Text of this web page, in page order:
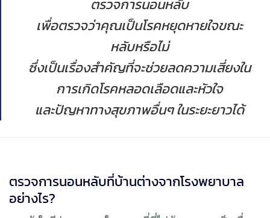
หากคุณมีการอาการเหล่านี้ควรพิจารณา
ตรวจการนอนหลับ
เพื่อตรวจว่าคุณเป็นโรคหยุดหายใจขณะ
หลับหรือไม่
ซึ่งเป็นเรื่องสำคัญที่จะช่วยลดความเสี่ยงใน
การเกิดโรคหลอดเลือดและหัวใจ
ตรวจการนอนหลับที่บ้านต่างจากโรงพยาบาล